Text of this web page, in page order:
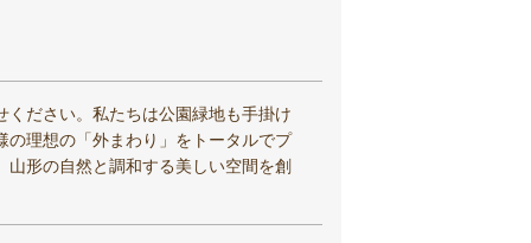
ださい。私たちは公園緑地も手掛け
理想の「外まわり」をトータルでプ
形の自然と調和する美しい空間を創